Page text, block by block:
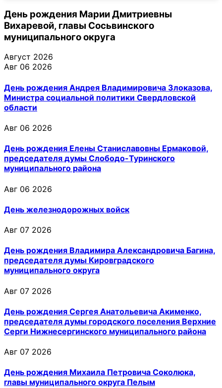
День рождения Марии Дмитриевны
Вихаревой, главы Сосьвинского
муниципального округа
Август 2026
Авг 06 2026
День рождения Андрея Владимировича Злоказова,
Министра социальной политики Свердловской
области
Авг 06 2026
День рождения Елены Станиславовны Ермаковой,
председателя думы Слободо-Туринского
муниципального района
Авг 06 2026
День железнодорожных войск
Авг 07 2026
День рождения Владимира Александровича Багина,
председателя думы Кировградского
муниципального округа
Авг 07 2026
День рождения Сергея Анатольевича Акименко,
председателя думы городского поселения Верхние
Серги Нижнесергинского муниципального района
Авг 07 2026
День рождения Михаила Петровича Соколюка,
главы муниципального округа Пелым